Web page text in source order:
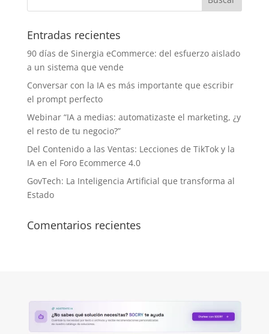
Entradas recientes
90 días de Sinergia eCommerce: del esfuerzo aislado
a un sistema que vende
Conversar con la IA es más importante que escribir
el prompt perfecto
Webinar “IA a medias: automatizaste el marketing, ¿y
el resto de tu negocio?”
Del Contenido a las Ventas: Lecciones de TikTok y la
IA en el Foro Ecommerce 4.0
GovTech: La Inteligencia Artificial que transforma al
Estado
Comentarios recientes